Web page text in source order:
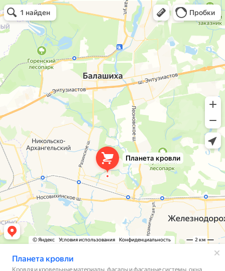
Планета кровли
Кровля и кровельные материалы в Балашихе
Окна в Балашихе